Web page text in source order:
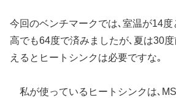
今回のベンチマークでは､室温が14度
高でも64度で済みましたが､夏は30
えるとヒートシンクは必要ですな｡
私が使っているヒートシンクは､